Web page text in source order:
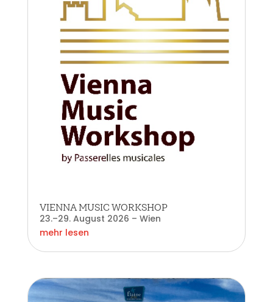
VIENNA MUSIC WORKSHOP
23.–29. August 2026 – Wien
mehr lesen